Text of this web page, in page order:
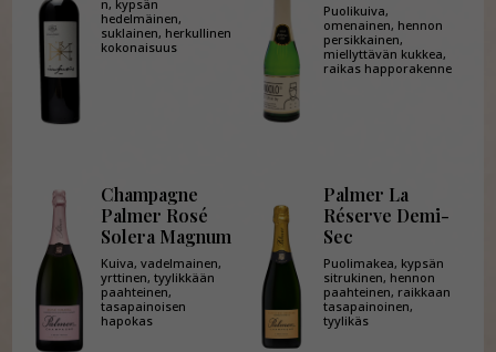
n, kypsän
hedelmäinen,
suklainen, herkullinen
kokonaisuus
Puolikuiva,
omenainen, hennon
persikkainen,
miellyttävän kukkea,
raikas happorakenne
Champagne
Palmer Rosé
Solera Magnum
Kuiva, vadelmainen,
yrttinen, tyylikkään
paahteinen,
tasapainoisen
hapokas
Palmer La
Réserve Demi-
Sec
Puolimakea, kypsän
sitrukinen, hennon
paahteinen, raikkaan
tasapainoinen,
tyylikäs